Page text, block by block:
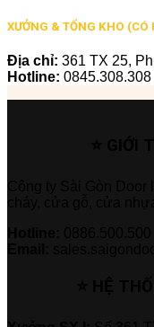
XƯỞNG & TỔNG KHO (CÓ
Địa chỉ: 361 TX 25,
Hotline: 0845.308.308